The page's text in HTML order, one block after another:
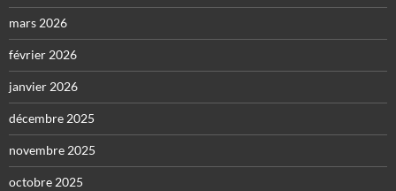
mars 2026
février 2026
janvier 2026
décembre 2025
novembre 2025
octobre 2025